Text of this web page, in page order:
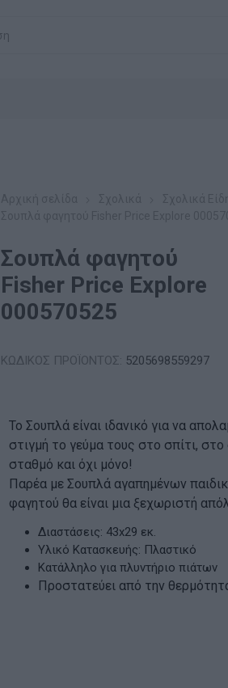
Σουπλά φαγητού
Fisher Price Explore
000570525
ΚΩΔΙΚΟΣ ΠΡΟΪΟΝΤΟΣ: 5205698559297
Το Σουπλά είναι ιδανικό για να
στιγμή το γεύμα τους στο σπίτι, στο
σταθμό και όχι μόνο!
Παρέα με Σουπλά αγαπημένων
φαγητού θα είναι μια ξεχωριστή
Διαστάσεις: 43x29 εκ.
Υλικό Κατασκευής: Πλαστικό
Κατάλληλο για πλυντήριο πιάτων
Προστατεύει από την